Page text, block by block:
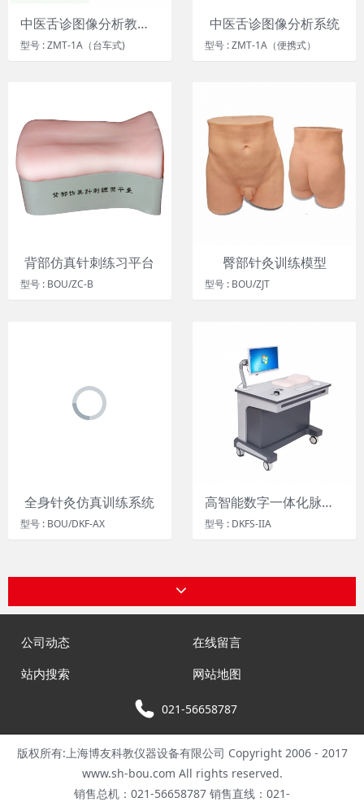
中医舌诊图像分析教学系统
型号 : ZMT-1A（台车式)
中医舌诊图像分析系统
型号 : ZMT-1A（便携式）
背部仿真针刺练习平台
型号 : BOU/ZC-B
臀部针灸训练模型
型号 : BOU/ZJT
全身针灸仿真训练系统
型号 : BOU/DKF-AX
高智能数字一体化脉象、针刺、推拿教学测定系统
型号 : DKFS-IIA
公司动态
在线留言
站内搜索
网站地图
021-56658787
版权所有:上海博友科教仪器设备有限公司 Copyright 2006 - 2017
www.sh-bou.com All rights reserved.
销售总机：021-56658787 销售直线：021-